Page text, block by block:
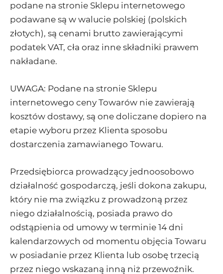
podane na stronie Sklepu internetowego
podawane są w walucie polskiej (polskich
złotych), są cenami brutto zawierającymi
podatek VAT, cła oraz inne składniki prawem
nakładane.
UWAGA: Podane na stronie Sklepu
internetowego ceny Towarów nie zawierają
kosztów dostawy, są one doliczane dopiero na
etapie wyboru przez Klienta sposobu
dostarczenia zamawianego Towaru.
Przedsiębiorca prowadzący jednoosobowo
działalność gospodarczą, jeśli dokona zakupu,
który nie ma związku z prowadzoną przez
niego działalnością, posiada prawo do
odstąpienia od umowy w terminie 14 dni
kalendarzowych od momentu objęcia Towaru
w posiadanie przez Klienta lub osobę trzecią
przez niego wskazaną inną niż przewoźnik.